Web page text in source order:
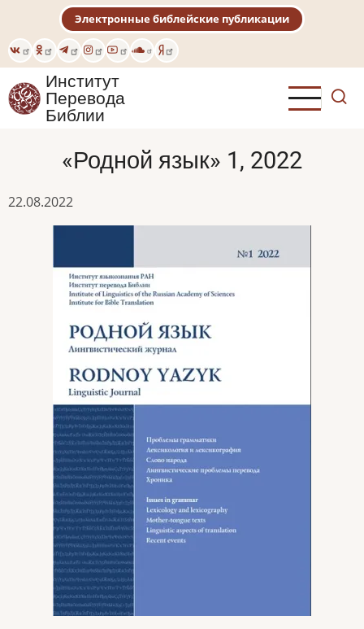
основному
содержанию
Электронные библейские публикации
Институт
Перевода
Библии
«Родной язык» 1, 2022
22.08.2022